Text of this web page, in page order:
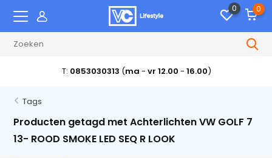
0 0
T: 0853030313 (ma - vr 12.00 - 16.00)
Tags
Producten getagd met Achterlichten VW GOLF 7
13- ROOD SMOKE LED SEQ R LOOK